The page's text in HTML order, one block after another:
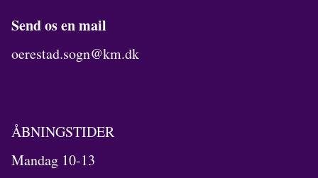
Send os en mail
oerestad.sogn@km.dk
ÅBNINGSTIDER
Mandag 10-13